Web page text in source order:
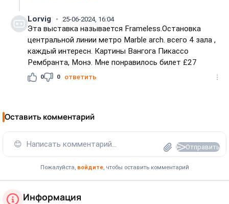
Lorvig 25-06-2024, 16:04
Эта выставка называется Frameless.Остановка
центральной линии метро Marble arch. всего 4 зала ,
каждый интересн. Картины Вангога Пикассо
Рембранта, Монэ. Мне понравилось билет £27
0 0 ответить
Оставить комментарий
😊 Написать комментарий... Отправить
Пожалуйста, войдите, чтобы оставить комментарий
Информация